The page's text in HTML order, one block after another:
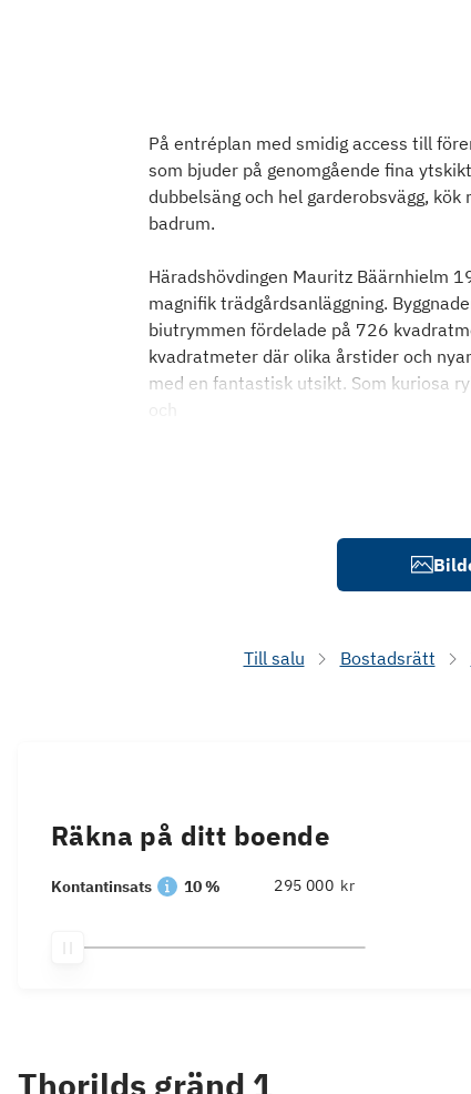
På entréplan med smidig access till
som bjuder på genomgående fina
dubbelsäng och hel garderobsvägg,
badrum.
Häradshövdingen Mauritz Bäärnhielm
magnifik trädgårdsanläggning.
biutrymmen fördelade på 726
kvadratmeter där olika årstider och
med en fantastisk utsikt. Som kuriosa
Till salu Bostadsrätt
Räkna på ditt boende
Kontantinsats 10 % kr
Thorilds gränd 1